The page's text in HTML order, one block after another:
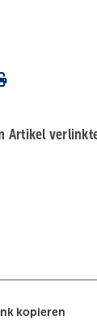
Artikel
kopieren